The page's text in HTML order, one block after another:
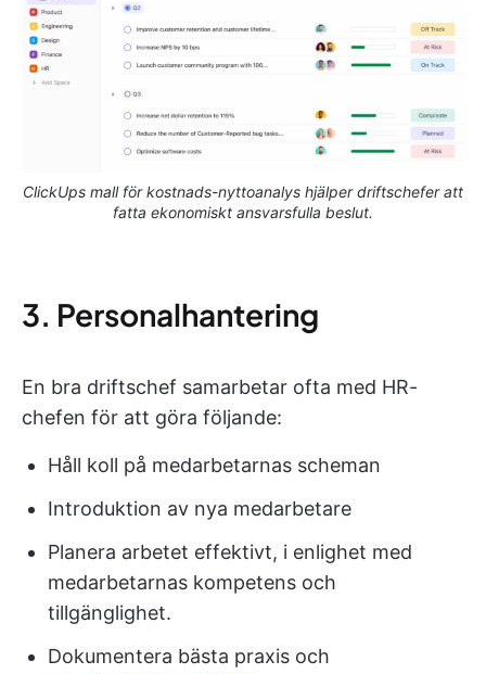
ClickUps mall för kostnads-nyttoanalys hjälper driftschefer att
fatta ekonomiskt ansvarsfulla beslut.
3. Personalhantering
En bra driftschef samarbetar ofta med HR-
chefen för att göra följande:
Håll koll på medarbetarnas scheman
Introduktion av nya medarbetare
Planera arbetet effektivt, i enlighet med
medarbetarnas kompetens och
tillgänglighet.
Dokumentera bästa praxis och